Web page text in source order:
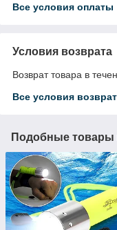
Все условия оплаты
Условия возврата
Возврат товара в
Все условия
Подобные товары